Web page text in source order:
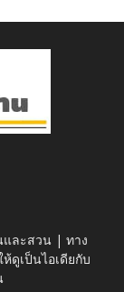
และสวน | ทาง
ดูเป็นไอเดียกับ